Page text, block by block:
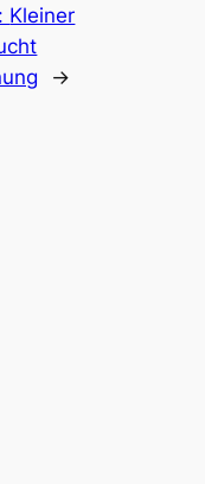
Kleiner
→